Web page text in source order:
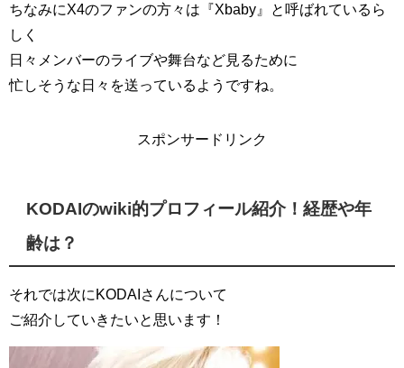
ちなみにX4のファンの方々は『Xbaby』と呼ばれているら
しく
日々メンバーのライブや舞台など見るために
忙しそうな日々を送っているようですね。
スポンサードリンク
KODAIのwiki的プロフィール紹介！経歴や年
齢は？
それでは次にKODAIさんについて
ご紹介していきたいと思います！